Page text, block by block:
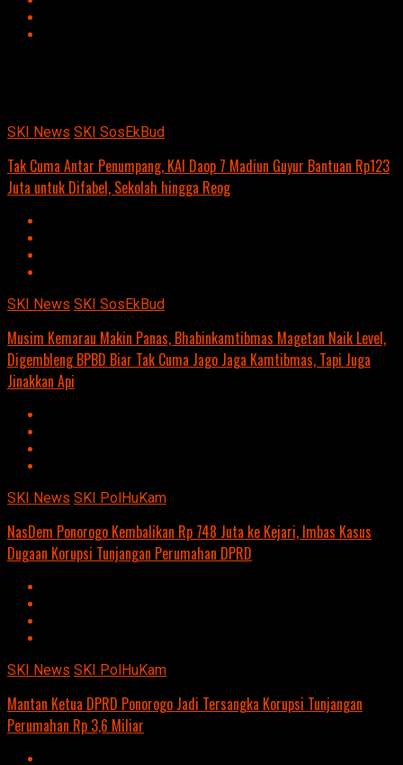
SKI News SKI SosEkBud
Tak Cuma Antar Penumpang, KAI Daop 7 Madiun Guyur Bantuan Rp123
Juta untuk Difabel, Sekolah hingga Reog
SKI News SKI SosEkBud
Musim Kemarau Makin Panas, Bhabinkamtibmas Magetan Naik Level,
Digembleng BPBD Biar Tak Cuma Jago Jaga Kamtibmas, Tapi Juga
Jinakkan Api
SKI News SKI PolHuKam
NasDem Ponorogo Kembalikan Rp 748 Juta ke Kejari, Imbas Kasus
Dugaan Korupsi Tunjangan Perumahan DPRD
SKI News SKI PolHuKam
Mantan Ketua DPRD Ponorogo Jadi Tersangka Korupsi Tunjangan
Perumahan Rp 3,6 Miliar